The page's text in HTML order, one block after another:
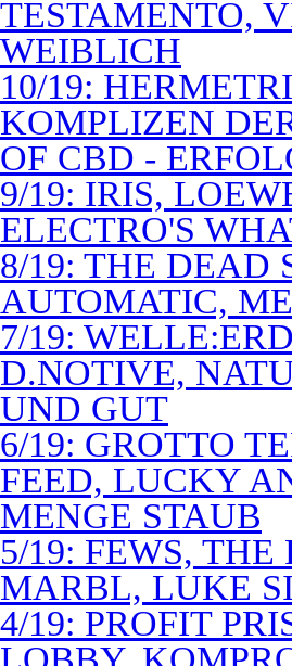
TESTAMENTO,
WEIBLICH
10/19:
KOMPLIZEN
OF CBD -
9/19: IRIS,
ELECTRO'S
8/19: THE DEAD
AUTOMATIC,
7/19:
D.NOTIVE,
UND GUT
6/19: GROTTO
FEED, LUCKY
MENGE STAUB
5/19: FEWS,
MARBL, LUKE
4/19: PROFIT